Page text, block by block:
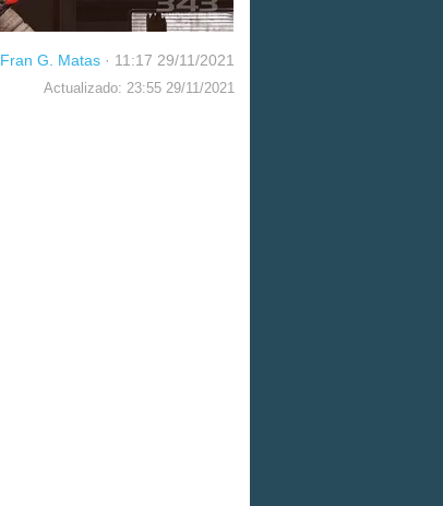
Fran G. Matas · 11:17 29/11/2021
Actualizado: 23:55 29/11/2021